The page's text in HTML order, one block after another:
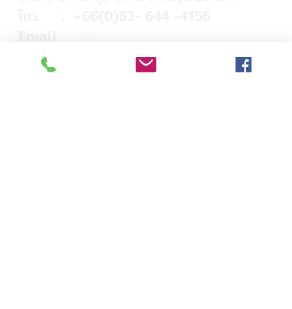
Email :
admin@hkglobalsupply.com
Line : @hkglobalsupply